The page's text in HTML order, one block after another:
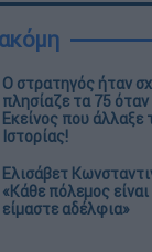
O στρατηγός ήταν
πλησίαζε τα 75
Εκείνος που άλλαξε
Ιστορίας!
Ελισάβετ
«Κάθε πόλεμος
είμαστε αδέλφια»